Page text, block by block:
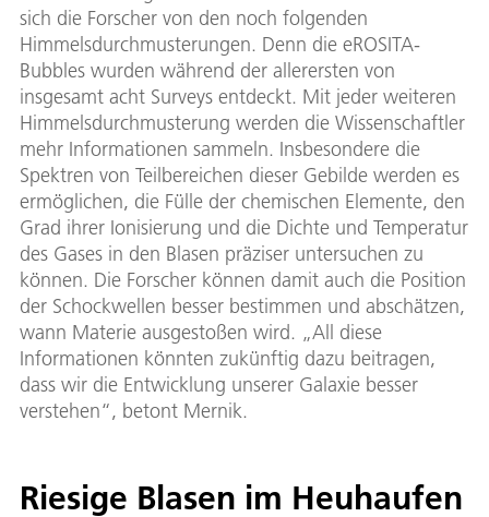
sich die Forscher von den noch folgenden
Himmelsdurchmusterungen. Denn die eROSITA-
Bubbles wurden während der allerersten von
insgesamt acht Surveys entdeckt. Mit jeder weiteren
Himmelsdurchmusterung werden die Wissenschaftler
mehr Informationen sammeln. Insbesondere die
Spektren von Teilbereichen dieser Gebilde werden es
ermöglichen, die Fülle der chemischen Elemente, den
Grad ihrer Ionisierung und die Dichte und Temperatur
des Gases in den Blasen präziser untersuchen zu
können. Die Forscher können damit auch die Position
der Schockwellen besser bestimmen und abschätzen,
wann Materie ausgestoßen wird. „All diese
Informationen könnten zukünftig dazu beitragen,
dass wir die Entwicklung unserer Galaxie besser
verstehen“, betont Mernik.
Riesige Blasen im Heuhaufen